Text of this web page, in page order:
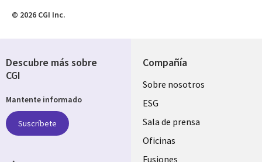
© 2026 CGI Inc.
Compañía
Useful
links
SPAIN
Sobre nosotros
ESG
Sala de prensa
Oficinas
Fusiones
Descubre más sobre
CGI
Mantente informado
Suscríbete